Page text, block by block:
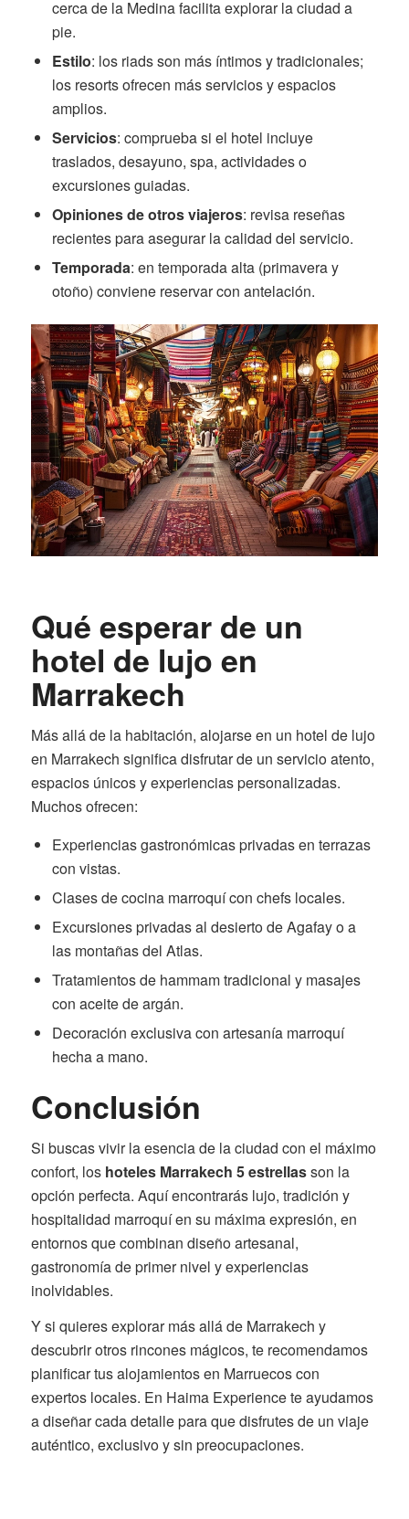
cerca de la Medina facilita explorar la ciudad a
pie.
Estilo: los riads son más íntimos y tradicionales;
los resorts ofrecen más servicios y espacios
amplios.
Servicios: comprueba si el hotel incluye
traslados, desayuno, spa, actividades o
excursiones guiadas.
Opiniones de otros viajeros: revisa reseñas
recientes para asegurar la calidad del servicio.
Temporada: en temporada alta (primavera y
otoño) conviene reservar con antelación.
Qué esperar de un
hotel de lujo en
Marrakech
Más allá de la habitación, alojarse en un hotel de lujo
en Marrakech significa disfrutar de un servicio atento,
espacios únicos y experiencias personalizadas.
Muchos ofrecen:
Experiencias gastronómicas privadas en terrazas
con vistas.
Clases de cocina marroquí con chefs locales.
Excursiones privadas al desierto de Agafay o a
las montañas del Atlas.
Tratamientos de hammam tradicional y masajes
con aceite de argán.
Decoración exclusiva con artesanía marroquí
hecha a mano.
Conclusión
Si buscas vivir la esencia de la ciudad con el máximo
confort, los hoteles Marrakech 5 estrellasson la
opción perfecta. Aquí encontrarás lujo, tradición y
hospitalidad marroquí en su máxima expresión, en
entornos que combinan diseño artesanal,
gastronomía de primer nivel y experiencias
inolvidables.
Y si quieres explorar más allá de Marrakech y
descubrir otros rincones mágicos, te recomendamos
planificar tus alojamientos en Marruecos con
expertos locales. En Haima Experience te ayudamos
a diseñar cada detalle para que disfrutes de un viaje
auténtico, exclusivo y sin preocupaciones.